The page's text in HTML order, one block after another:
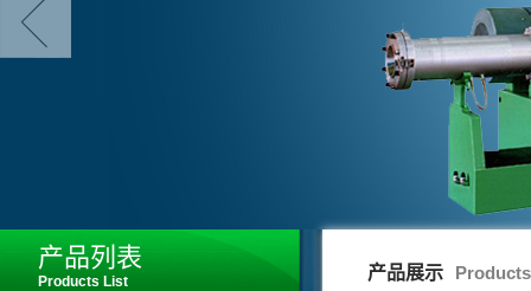
产品列表
Products List 产品展示 Products